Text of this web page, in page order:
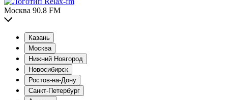
Москва 90.8 FM
Казань
Москва
Нижний Новгород
Новосибирск
Ростов-на-Дону
Санкт-Петербург